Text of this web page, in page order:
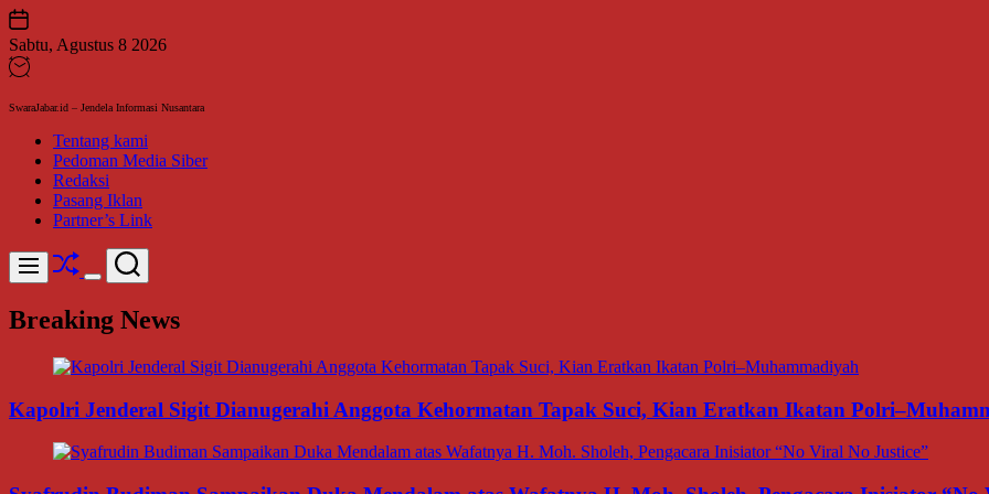
Skip
to
content
Sabtu, Agustus 8 2026
SwaraJabar.id – Jendela Informasi Nusantara
Tentang kami
Pedoman Media Siber
Redaksi
Pasang Iklan
Partner’s Link
Menu Shuffle
Switch
mode
Search
Breaking News
Kapolri Jenderal Sigit Dianugerahi Anggota Kehormatan Tapak Suci, Kian Eratkan Ikatan